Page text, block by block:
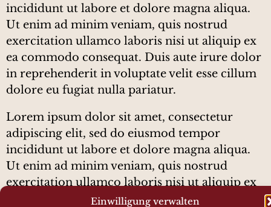
Einwilligung verwalten
incididunt ut labore et dolore magna aliqua.
Ut enim ad minim veniam, quis nostrud
exercitation ullamco laboris nisi ut aliquip ex
ea commodo consequat. Duis aute irure dolor
in reprehenderit in voluptate velit esse cillum
dolore eu fugiat nulla pariatur.
Lorem ipsum dolor sit amet, consectetur
adipiscing elit, sed do eiusmod tempor
incididunt ut labore et dolore magna aliqua.
Ut enim ad minim veniam, quis nostrud
exercitation ullamco laboris nisi ut aliquip ex
ea commodo consequat. Duis aute irure dolor